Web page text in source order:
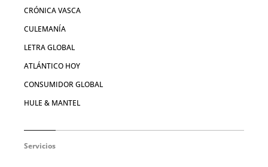
CRÓNICA VASCA
CULEMANÍA
LETRA GLOBAL
ATLÁNTICO HOY
CONSUMIDOR GLOBAL
HULE & MANTEL
Servicios